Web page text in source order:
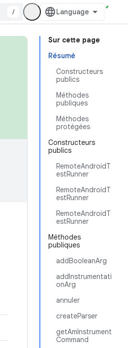
/
Sur cette page
Résumé
Constructeurs
publics
Méthodes
publiques
Méthodes
protégées
Constructeurs
publics
RemoteAndroidT
estRunner
RemoteAndroidT
estRunner
RemoteAndroidT
estRunner
Méthodes
publiques
addBooleanArg
addInstrumentati
onArg
annuler
createParser
getAmInstrument
Command